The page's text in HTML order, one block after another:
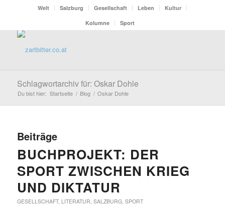
Welt Salzburg Gesellschaft Leben
Kultur
Kolumne
Sport
Schlagwortarchiv für: Oskar Dohle
Du bist hier: Startseite / Blog / Oskar Dohle
Beiträge
BUCHPROJEKT: DER
SPORT ZWISCHEN KRIEG
UND DIKTATUR
GESELLSCHAFT, LITERATUR, SALZBURG, SPORT